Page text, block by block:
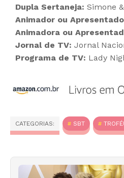
Dupla Sertaneja: Simone
Animador ou
Animadora ou
Jornal de TV: Jornal
Programa de TV: Lady
CATEGORIAS: SBT